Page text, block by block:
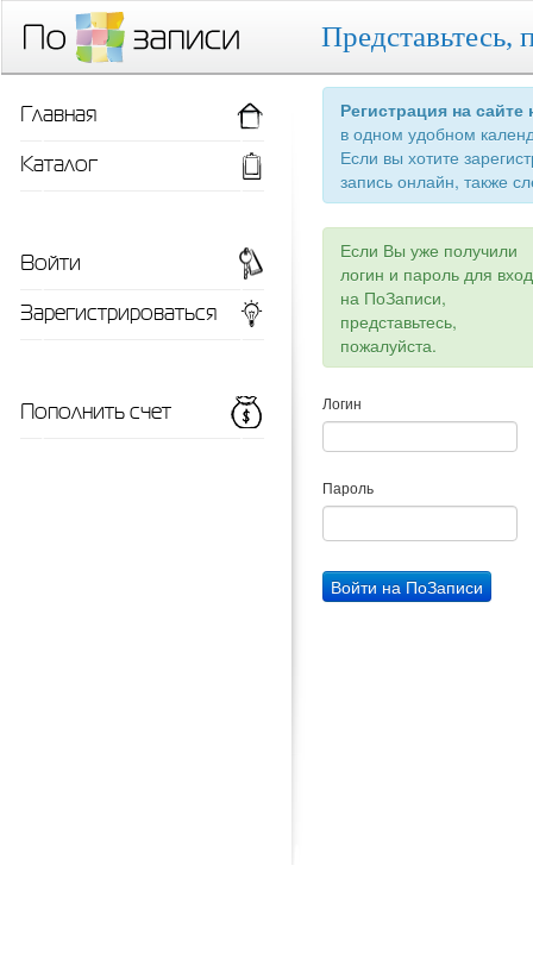
Представьтесь,
Регистрация на
в одном удобном
Если вы хотите
запись онлайн, также
Если Вы уже получили
логин и пароль для
на ПоЗаписи,
представьтесь,
пожалуйста.
Логин
Пароль
Главная
Каталог
Войти
Зарегистрироваться
Пополнить счет